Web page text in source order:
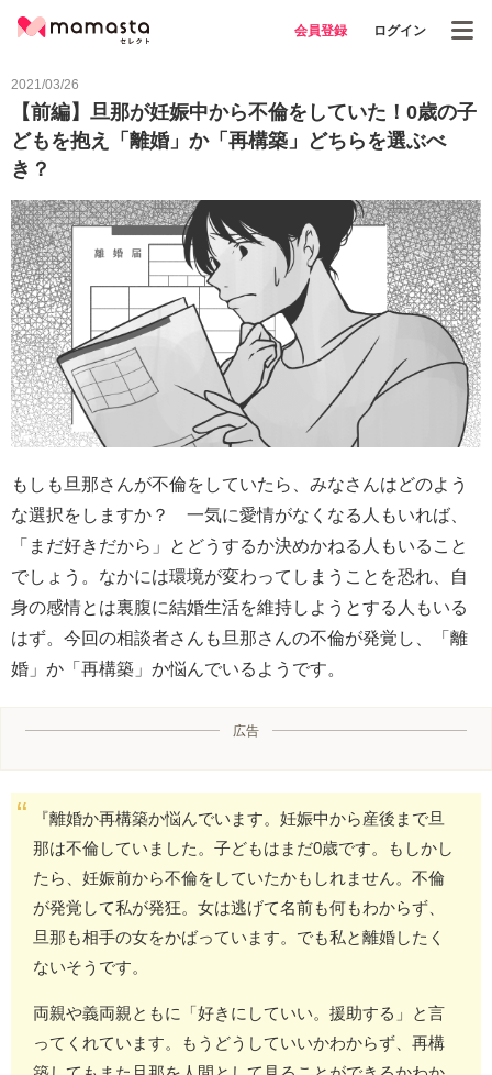
会員登録 ログイン
2021/03/26
【前編】旦那が妊娠中から不倫をしていた！0歳の子
どもを抱え「離婚」か「再構築」どちらを選ぶべ
き？
もしも旦那さんが不倫をしていたら、みなさんはどのよう
な選択をしますか？ 一気に愛情がなくなる人もいれば、
「まだ好きだから」とどうするか決めかねる人もいること
でしょう。なかには環境が変わってしまうことを恐れ、自
身の感情とは裏腹に結婚生活を維持しようとする人もいる
はず。今回の相談者さんも旦那さんの不倫が発覚し、「離
婚」か「再構築」か悩んでいるようです。
広告
『離婚か再構築か悩んでいます。妊娠中から産後まで旦
那は不倫していました。子どもはまだ0歳です。もしかし
たら、妊娠前から不倫をしていたかもしれません。不倫
が発覚して私が発狂。女は逃げて名前も何もわからず、
旦那も相手の女をかばっています。でも私と離婚したく
ないそうです。
両親や義両親ともに「好きにしていい。援助する」と言
ってくれています。もうどうしていいかわからず、再構